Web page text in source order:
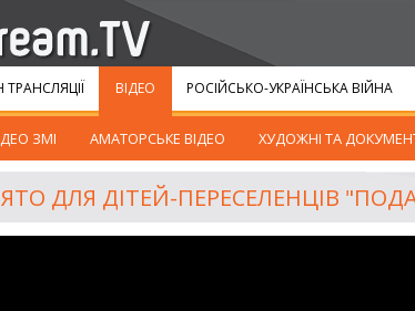
ВІДЕО
ЗМІ АМАТОРСЬКЕ ВІДЕО ХУДОЖНІ ТА
РОСІЙСЬКО-УКРАЇНСЬКА ВІЙНА
ДЛЯ ДІТЕЙ-ПЕРЕСЕЛЕНЦІВ